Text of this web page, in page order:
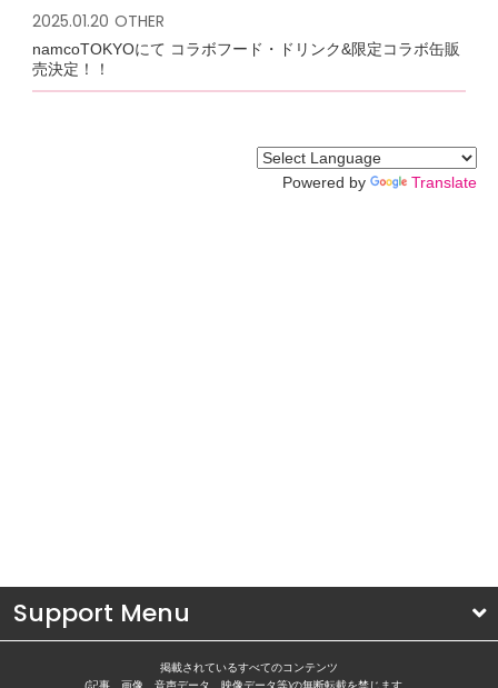
2025.01.20 OTHER
namcoTOKYOにて コラボフード・ドリンク&限定コラボ缶販
売決定！！
Powered by Translate
Support Menu
掲載されているすべてのコンテンツ
(記事、画像、音声データ、映像データ等)の無断転載を禁じます。